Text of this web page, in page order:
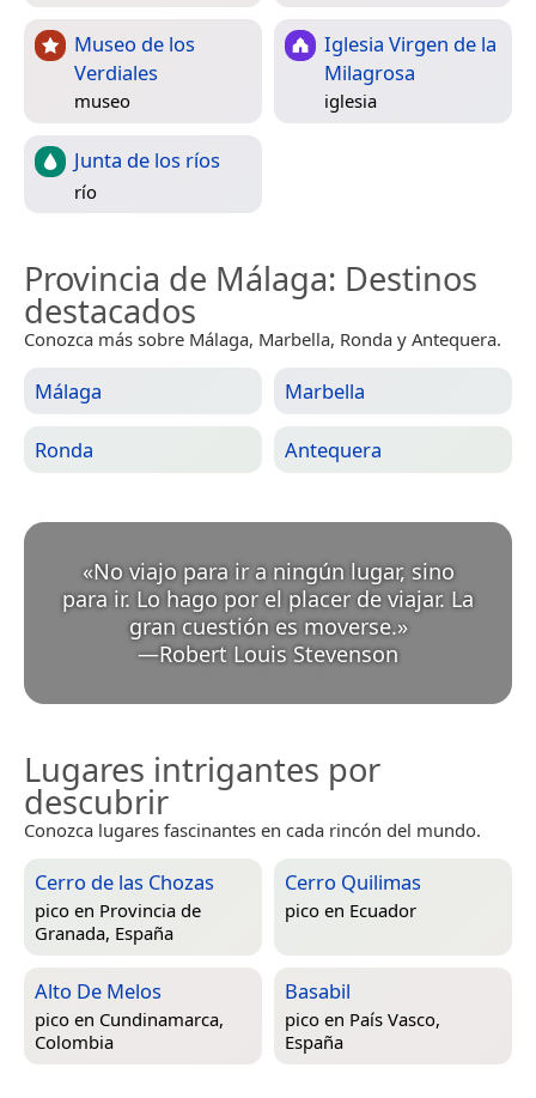
Museo de los
Verdiales
museo
Iglesia Virgen de la
Milagrosa
iglesia
Junta de los ríos
río
Provincia de Málaga: Destinos
destacados
Conozca más sobre Málaga, Marbella, Ronda y Antequera.
Málaga Marbella
Ronda Antequera
«No viajo para ir a ningún lugar, sino
para ir. Lo hago por el placer de viajar. La
gran cuestión es moverse. »
—Robert Louis Stevenson
Lugares intrigantes por
descubrir
Conozca lugares fascinantes en cada rincón del mundo.
Cerro de las Chozas
pico en Provincia de
Granada, España
Cerro Quilimas
pico en Ecuador
Alto De Melos
pico en Cundinamarca,
Colombia
Basabil
pico en País Vasco,
España